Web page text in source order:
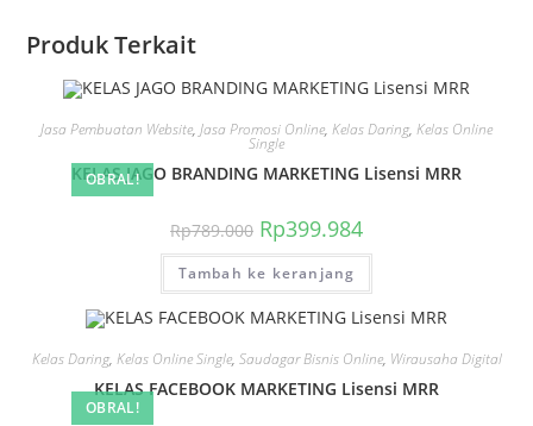
Produk Terkait
OBRAL!
Jasa Pembuatan Website, Jasa Promosi Online, Kelas Daring, Kelas Online
Single
KELAS JAGO BRANDING MARKETING Lisensi MRR
Rp789.000 Harga
aslinya
adalah:
Rp789.000.
Rp399.984saat
ini
Rp399.984.
Tambah ke keranjang
OBRAL!
Kelas Daring, Kelas Online Single, Saudagar Bisnis Online, Wirausaha Digital
KELAS FACEBOOK MARKETING Lisensi MRR